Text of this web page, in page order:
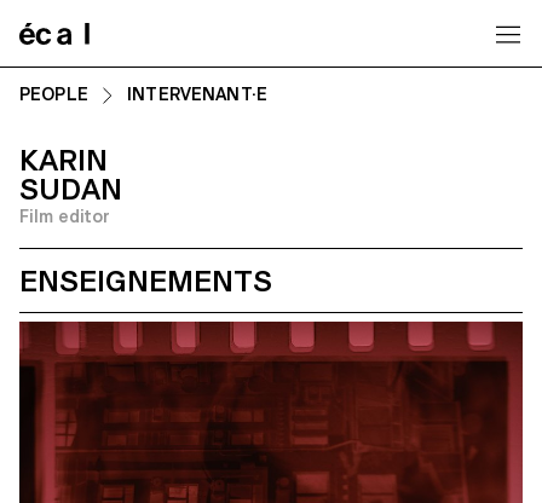
PEOPLE INTERVENANT·E
KARIN
SUDAN
Film editor
ENSEIGNEMENTS